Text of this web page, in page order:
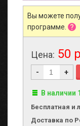
Вы можете
программе.
Цена: 50
- +
В наличии
Бесплатная и
Доставка по